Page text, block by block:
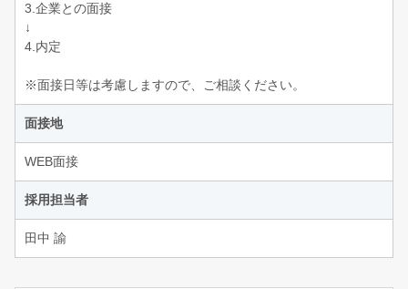
3.企業との面接
↓
4.内定
※面接日等は考慮しますので、ご相談ください。
面接地
WEB面接
採用担当者
田中 諭